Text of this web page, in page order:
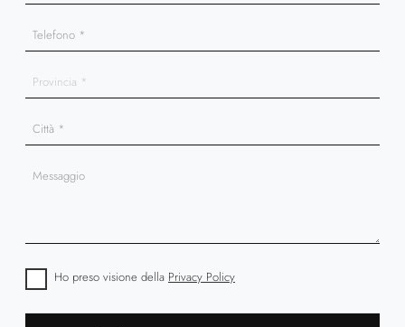
Ho preso visione della Privacy Policy